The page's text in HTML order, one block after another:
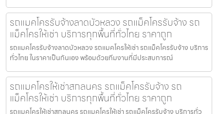
รถแมคโครรับจ้างลาดบัวหลวง รถแม็คโครรับจ้าง รถ
แม็คโครให้เช่า บริการทุกพื้นที่ทั่วไทย ราคาถูก
รถแมคโครรับจ้างลาดบัวหลวง รถแมคโครให้เช่า รถแม็คโครรับจ้าง บริการ
ทั่วไทย ในราคาเป็นกันเอง พร้อมด้วยทีมงานที่มีประสบการณ์
รถแมคโครให้เช่าสกลนคร รถแม็คโครรับจ้าง รถ
แม็คโครให้เช่า บริการทุกพื้นที่ทั่วไทย ราคาถูก
รถแมคโครให้เช่าสกลนคร รถแมคโครให้เช่า รถแม็คโครรับจ้าง บริการทั่ว